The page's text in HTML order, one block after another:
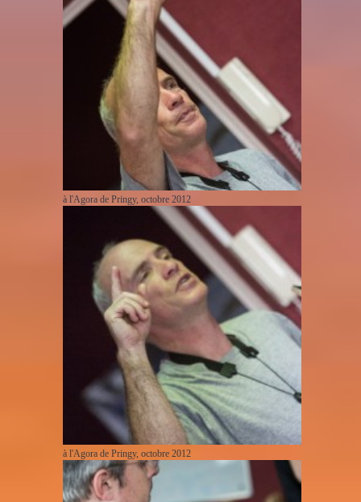
à l'Agora de Pringy, octobre 2012
à l'Agora de Pringy, octobre 2012